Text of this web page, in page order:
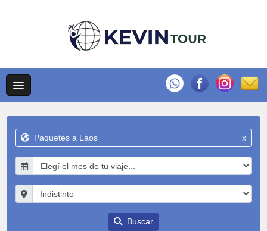
Paquetes a Laos x
Buscar